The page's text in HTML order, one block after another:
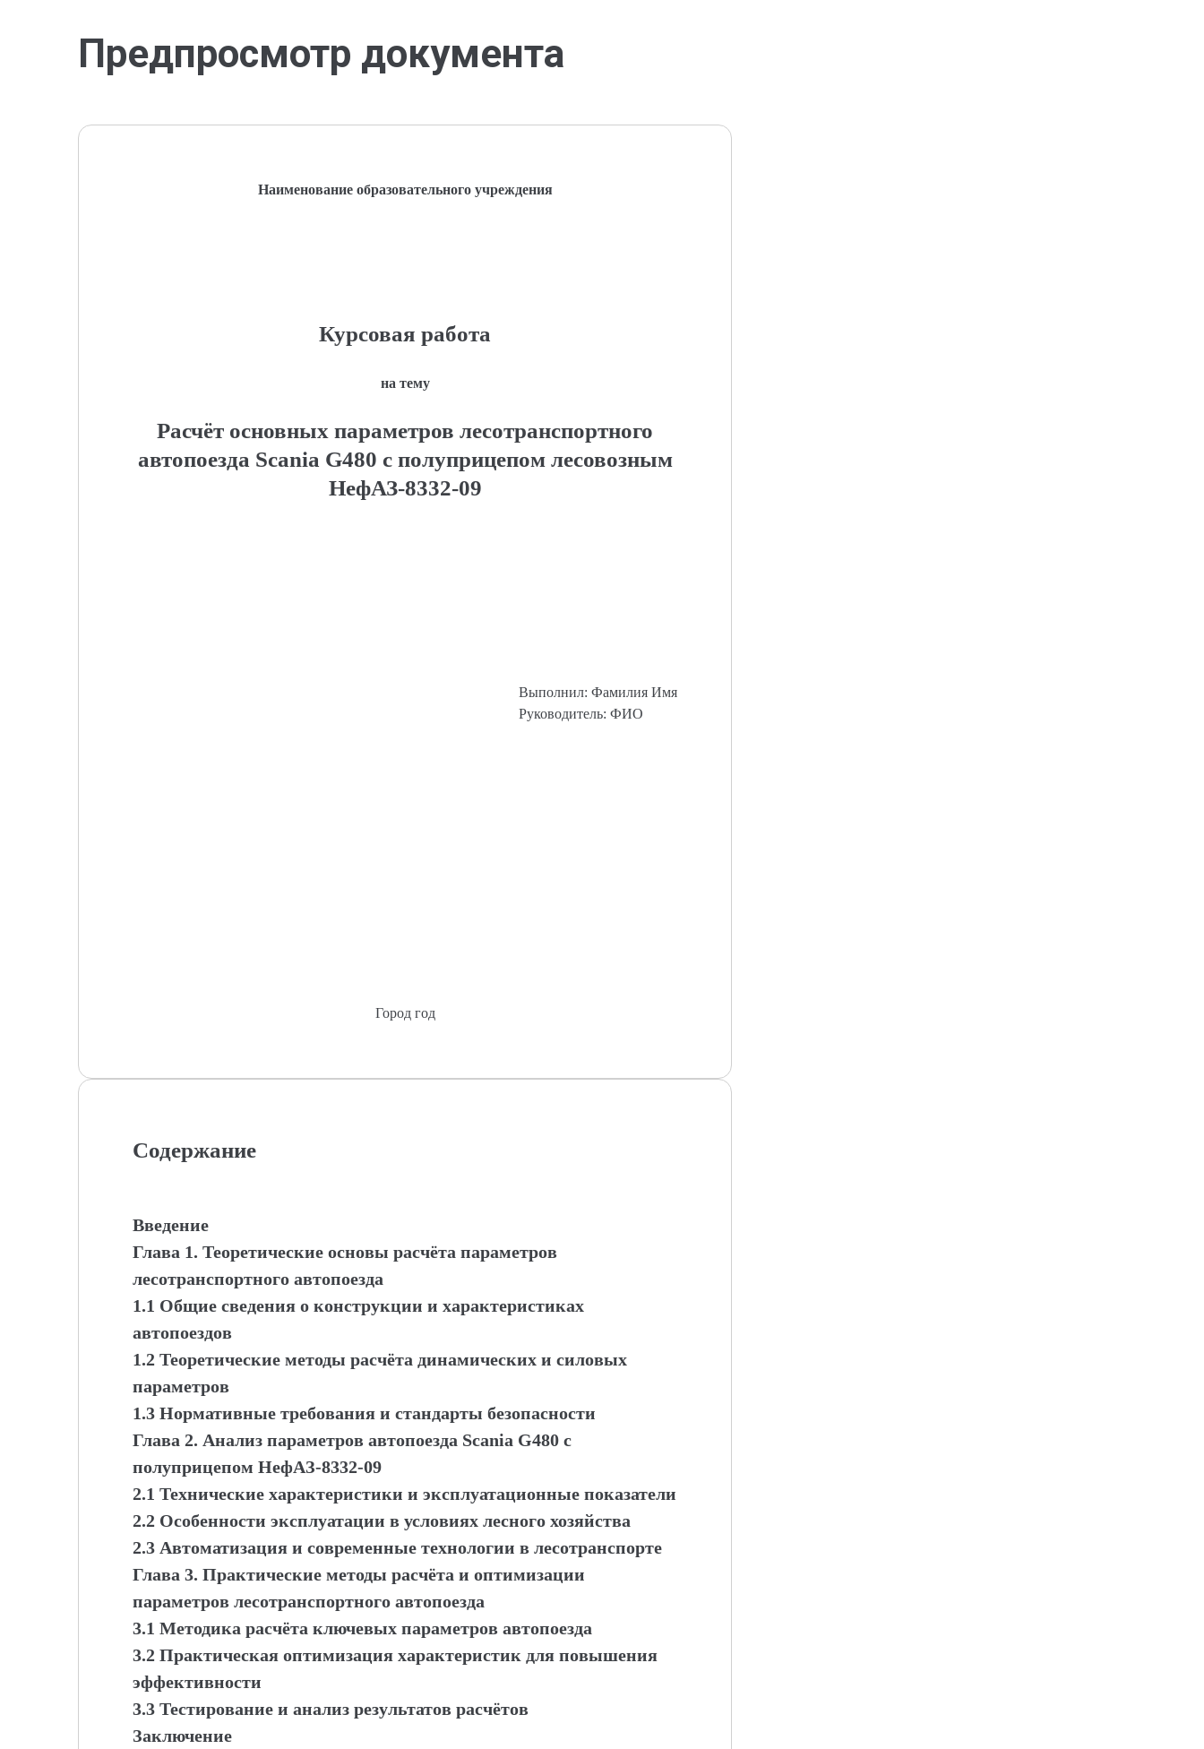
Предпросмотр документа
Наименование образовательного учреждения
Курсовая работа
на тему
Расчёт основных параметров лесотранспортного
автопоезда Scania G480 с полуприцепом лесовозным
НефАЗ-8332-09
Выполнил: Фамилия Имя
Руководитель: ФИО
Город год
Содержание
Введение
Глава 1. Теоретические основы расчёта параметров
лесотранспортного автопоезда
1.1 Общие сведения о конструкции и характеристиках
автопоездов
1.2 Теоретические методы расчёта динамических и силовых
параметров
1.3 Нормативные требования и стандарты безопасности
Глава 2. Анализ параметров автопоезда Scania G480 с
полуприцепом НефАЗ-8332-09
2.1 Технические характеристики и эксплуатационные показатели
2.2 Особенности эксплуатации в условиях лесного хозяйства
2.3 Автоматизация и современные технологии в лесотранспорте
Глава 3. Практические методы расчёта и оптимизации
параметров лесотранспортного автопоезда
3.1 Методика расчёта ключевых параметров автопоезда
3.2 Практическая оптимизация характеристик для повышения
эффективности
3.3 Тестирование и анализ результатов расчётов
Заключение